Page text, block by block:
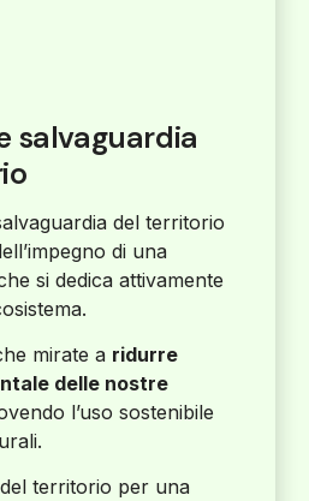
salvaguardia
del territorio
di una
si dedica attivamente
mirate a ridurre
delle nostre
l’uso sostenibile
territorio per una